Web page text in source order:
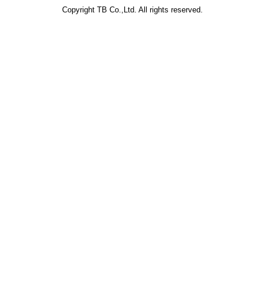
Copyright TB Co.,Ltd. All rights reserved.